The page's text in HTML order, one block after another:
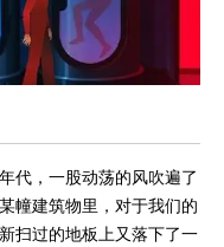
，一股动荡的风吹遍了
幢建筑物里，对于我们的
扫过的地板上又落下了一